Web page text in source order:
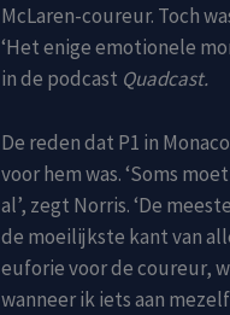
McLaren-coureur. Toch
‘Het enige emotionele
in de podcast Quadcast.
De reden dat P1 in
voor hem was. ‘Soms
al’, zegt Norris. ‘De
de moeilijkste kant van
euforie voor de coureur,
wanneer ik iets aan